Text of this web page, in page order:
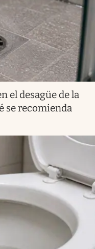
el desagüe de la
se recomienda